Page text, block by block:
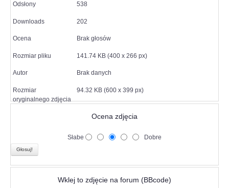
Odsłony 538
Downloads 202
Ocena Brak głosów
Rozmiar pliku 141.74 KB (400 x 266 px)
Autor Brak danych
Rozmiar
oryginalnego zdjęcia
94.32 KB (600 x 399 px)
Ocena zdjęcia
Słabe Dobre
Wklej to zdjęcie na forum (BBcode)